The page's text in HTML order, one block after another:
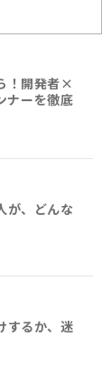
！開発者×
ナーを徹底
が、どんな
するか、迷